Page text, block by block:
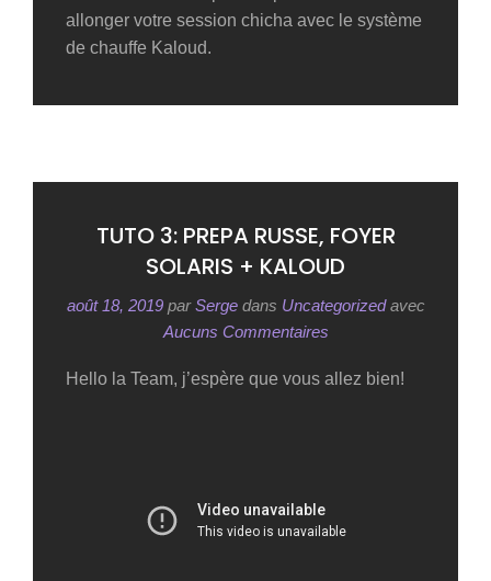
allonger votre session chicha avec le système
de chauffe Kaloud.
TUTO 3: PREPA RUSSE, FOYER
SOLARIS + KALOUD
août 18, 2019 parSerge dans Uncategorized avec
Aucuns Commentaires
Hello la Team, j’espère que vous allez bien!